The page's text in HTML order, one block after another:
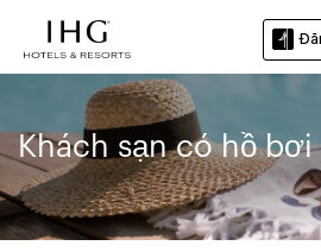
Khách sạn có hồ bơi